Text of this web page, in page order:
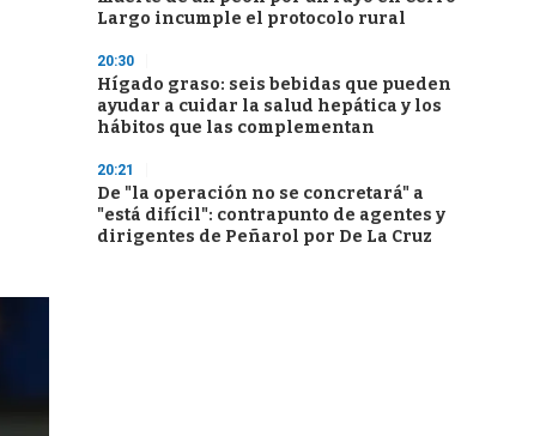
Largo incumple el protocolo rural
20:30
Hígado graso: seis bebidas que pueden
ayudar a cuidar la salud hepática y los
hábitos que las complementan
20:21
De "la operación no se concretará" a
"está difícil": contrapunto de agentes y
dirigentes de Peñarol por De La Cruz